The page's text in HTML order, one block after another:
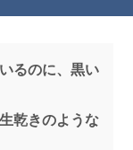
るのに、黒い
乾きのような